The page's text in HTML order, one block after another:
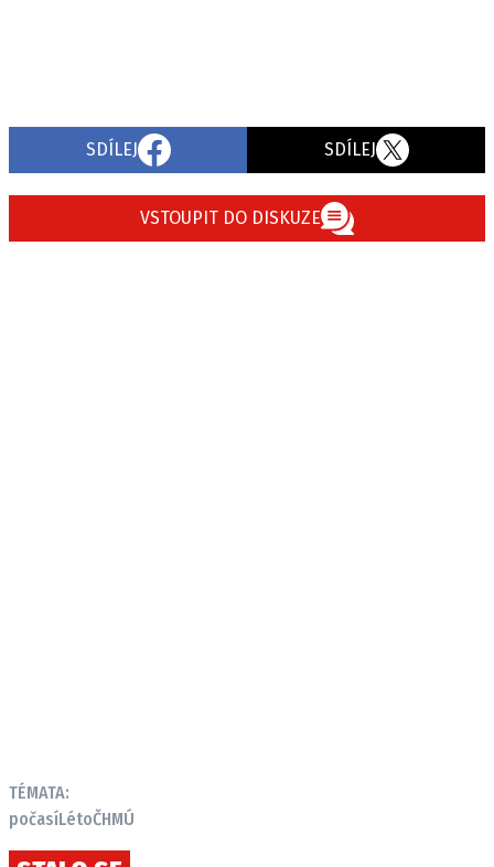
SDÍLEJ SDÍLEJ
VSTOUPIT DO DISKUZE
TÉMATA:
počasíLétoČHMÚ